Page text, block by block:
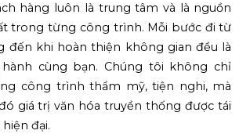
hàng luôn là trung tâm và là nguồn
trong từng công trình. Mỗi bước đi từ
đến khi hoàn thiện không gian đều là
cùng bạn. Chúng tôi không chỉ
công trình thẩm mỹ, tiện nghi, mà
giá trị văn hóa truyền thống được tái
đại.